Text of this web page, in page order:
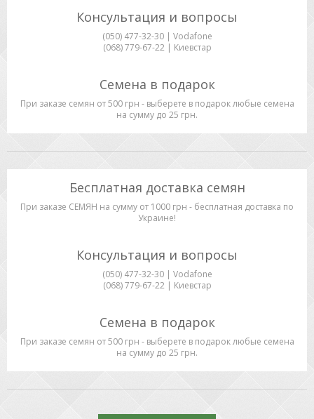
Консультация и вопросы
(050) 477-32-30 | Vodafone
(068) 779-67-22 | Киевстар
Семена в подарок
При заказе семян от 500 грн - выберете в подарок любые семена
на сумму до 25 грн.
Бесплатная доставка семян
При заказе СЕМЯН на сумму от 1000 грн - бесплатная доставка по
Украине!
Консультация и вопросы
(050) 477-32-30 | Vodafone
(068) 779-67-22 | Киевстар
Семена в подарок
При заказе семян от 500 грн - выберете в подарок любые семена
на сумму до 25 грн.